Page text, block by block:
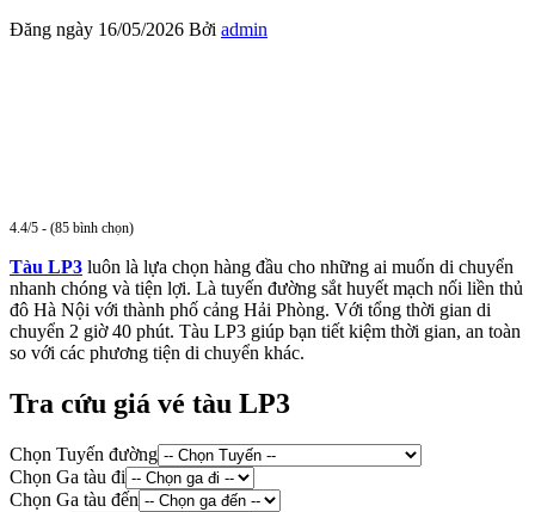
Đăng ngày 16/05/2026 Bởi admin
4.4/5 - (85 bình chọn)
Tàu LP3 luôn là lựa chọn hàng đầu cho những ai muốn di chuyển
nhanh chóng và tiện lợi. Là tuyến đường sắt huyết mạch nối liền thủ
đô Hà Nội với thành phố cảng Hải Phòng. Với tổng thời gian di
chuyển 2 giờ 40 phút. Tàu LP3 giúp bạn tiết kiệm thời gian, an toàn
so với các phương tiện di chuyển khác.
Tra cứu giá vé tàu LP3
Chọn Tuyến đường
Chọn Ga tàu đi
Chọn Ga tàu đến